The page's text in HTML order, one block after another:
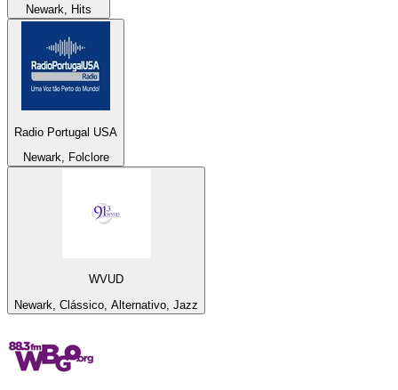
Newark, Hits
Radio Portugal USA
Newark, Folclore
WVUD
Newark, Clássico, Alternativo, Jazz